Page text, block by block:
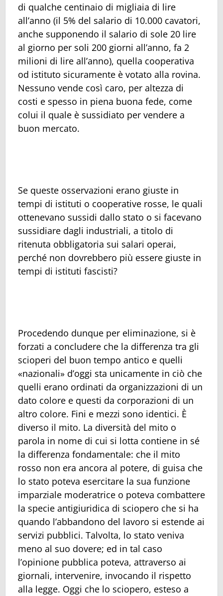
di qualche centinaio di migliaia di lire
all’anno (il 5% del salario di 10.000 cavatori,
anche supponendo il salario di sole 20 lire
al giorno per soli 200 giorni all’anno, fa 2
milioni di lire all’anno), quella cooperativa
od istituto sicuramente è votato alla rovina.
Nessuno vende così caro, per altezza di
costi e spesso in piena buona fede, come
colui il quale è sussidiato per vendere a
buon mercato.
Se queste osservazioni erano giuste in
tempi di istituti o cooperative rosse, le quali
ottenevano sussidi dallo stato o si facevano
sussidiare dagli industriali, a titolo di
ritenuta obbligatoria sui salari operai,
perché non dovrebbero più essere giuste in
tempi di istituti fascisti?
Procedendo dunque per eliminazione, si è
forzati a concludere che la differenza tra gli
scioperi del buon tempo antico e quelli
«nazionali» d’oggi sta unicamente in ciò che
quelli erano ordinati da organizzazioni di un
dato colore e questi da corporazioni di un
altro colore. Fini e mezzi sono identici. È
diverso il mito. La diversità del mito o
parola in nome di cui si lotta contiene in sé
la differenza fondamentale: che il mito
rosso non era ancora al potere, di guisa che
lo stato poteva esercitare la sua funzione
imparziale moderatrice o poteva combattere
la specie antigiuridica di sciopero che si ha
quando l’abbandono del lavoro si estende ai
servizi pubblici. Talvolta, lo stato veniva
meno al suo dovere; ed in tal caso
l’opinione pubblica poteva, attraverso ai
giornali, intervenire, invocando il rispetto
alla legge. Oggi che lo sciopero, esteso a